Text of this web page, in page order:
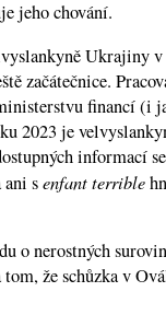
jeho chování.
Ukrajiny
začátečnice.
financí (i
2023 je
informací
senfant terrible
o nerostných
že schůzka v